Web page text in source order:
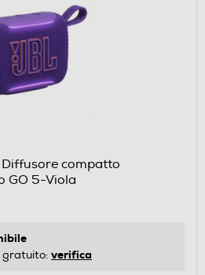
Diffusore compatto
GO 5-Viola
gratuito: verifica